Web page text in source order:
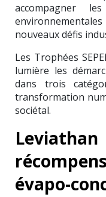
accompagner
nouveaux défis
Les Trophées
lumière les
dans trois
transformation
sociétal.
évapo-